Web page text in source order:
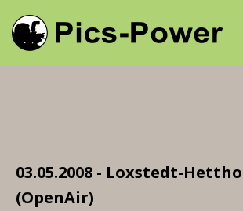
03.05.2008 - Loxstedt-
(OpenAir)